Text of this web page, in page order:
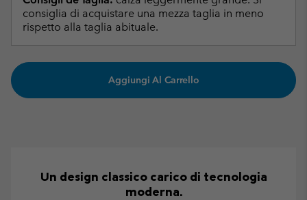
consiglia di acquistare una mezza taglia in meno
rispetto alla taglia abituale.
Aggiungi Al Carrello
Un design classico carico di tecnologia
moderna.